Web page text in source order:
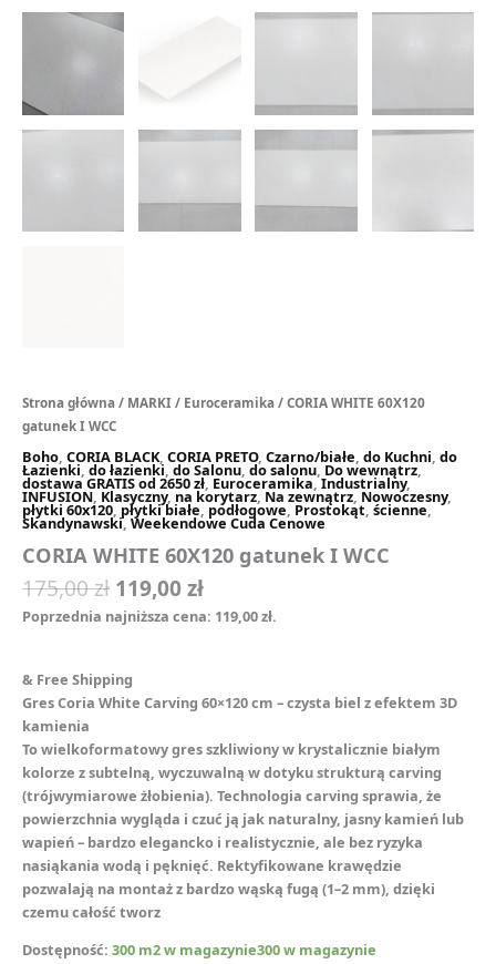
Strona główna/ MARKI/ Euroceramika/ CORIA WHITE 60X120
gatunek I WCC
Boho, CORIA BLACK, CORIA PRETO, Czarno/białe, do Kuchni, do
Łazienki, do łazienki, do Salonu, do salonu, Do wewnątrz,
dostawa GRATIS od 2650 zł, Euroceramika,Industrialny,
INFUSION, Klasyczny, na korytarz, Na zewnątrz, Nowoczesny,
płytki 60x120, płytki białe, podłogowe, Prostokąt, ścienne,
Skandynawski, Weekendowe Cuda Cenowe
CORIA WHITE 60X120 gatunek I WCC
175,00zł 119,00zł
Poprzednia najniższa cena: 119,00zł.
& Free Shipping
Gres Coria White Carving 60×120 cm – czysta biel z efektem 3D
kamienia
To wielkoformatowy gres szkliwiony w krystalicznie białym
kolorze z subtelną, wyczuwalną w dotyku strukturą carving
(trójwymiarowe żłobienia). Technologia carving sprawia, że
powierzchnia wygląda i czuć ją jak naturalny, jasny kamień lub
wapień – bardzo elegancko i realistycznie, ale bez ryzyka
nasiąkania wodą i pęknięć. Rektyfikowane krawędzie
pozwalają na montaż z bardzo wąską fugą (1–2 mm), dzięki
czemu całość tworz
Dostępność: 300 m2 w magazynie300 w magazynie